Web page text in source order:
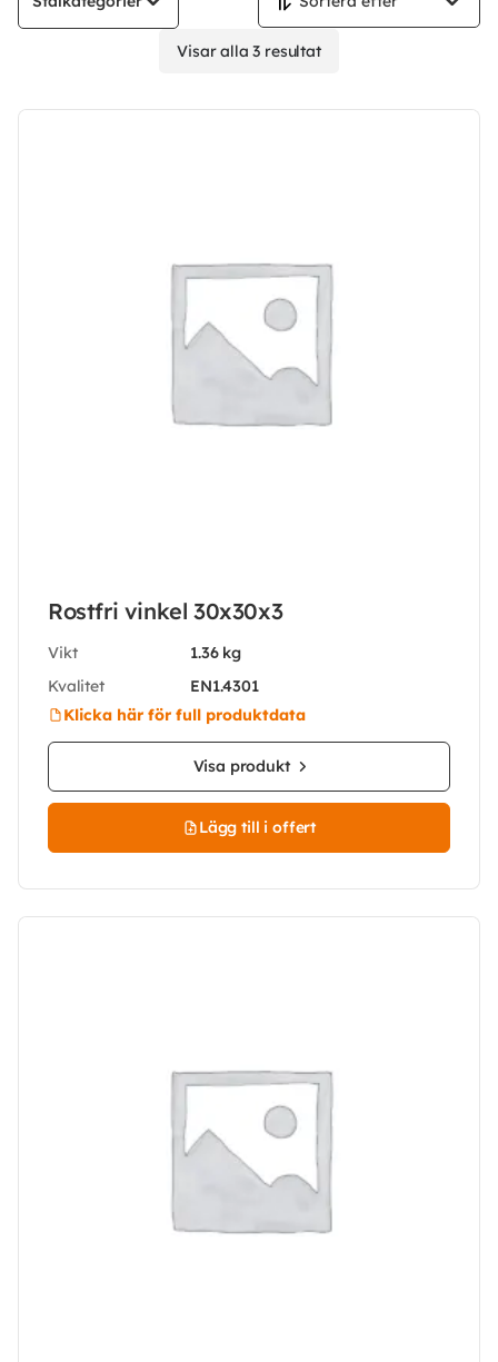
Visar alla 3 resultat
Rostfri vinkel 30x30x3
Vikt
1.36 kg
Kvalitet
EN1.4301
Klicka här för full produktdata
Visa produkt
Lägg till i offert